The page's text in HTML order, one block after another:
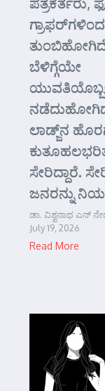
ಗ್ರಾಫರ್‌ಗಳಿಂದ
ಬೆಳಿಗ್ಗೆಯೇ
ಲಾಡ್ಜ್‌ನ
ಸೇರಿದ್ದಾರೆ.
ಜನರನ್ನು
ಡಾ. ವಿಶ್ವನಾಥ ಎನ್
July 19, 2026
Read More